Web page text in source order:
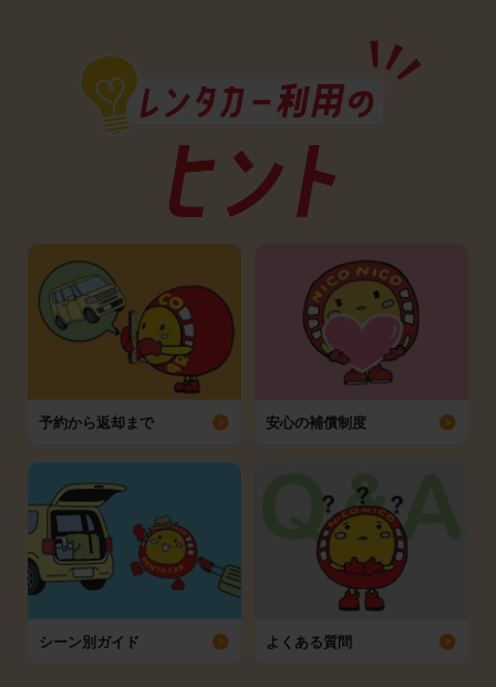
予約から返却まで 安心の補償制度
シーン別ガイド よくある質問